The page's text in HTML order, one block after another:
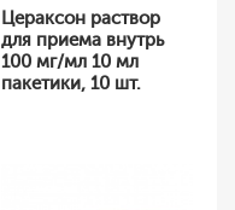
Цераксон раствор
для приема внутрь
100 мг/мл 10 мл
пакетики, 10 шт.